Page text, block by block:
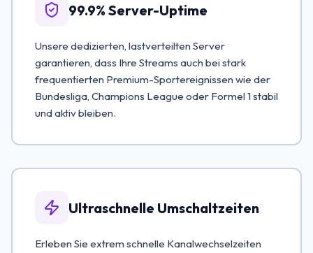
99.9% Server-Uptime
Unsere dedizierten, lastverteilten Server
garantieren, dass Ihre Streams auch bei stark
frequentierten Premium-Sportereignissen wie der
Bundesliga, Champions League oder Formel 1 stabil
und aktiv bleiben.
Ultraschnelle Umschaltzeiten
Erleben Sie extrem schnelle Kanalwechselzeiten